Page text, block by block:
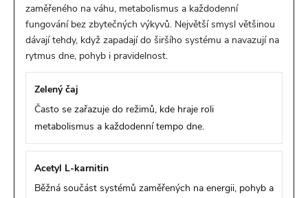
zaměřeného na váhu, metabolismus a každodenní
fungování bez zbytečných výkyvů. Největší smysl většinou
dávají tehdy, když zapadají do širšího systému a navazují na
rytmus dne, pohyb i pravidelnost.
Zelený čaj
Často se zařazuje do režimů, kde hraje roli
metabolismus a každodenní tempo dne.
Acetyl L-karnitin
Běžná součást systémů zaměřených na energii, pohyb a